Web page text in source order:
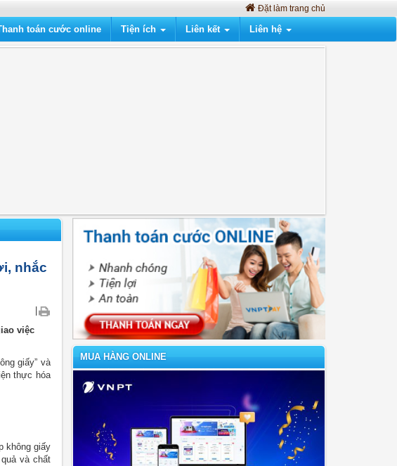
Đặt làm trang chủ
toán cước online Tiện ích Liên kết Liên hệ
nhắc
việc
giấy” và
thực hóa
không giấy
và chất
MUA HÀNG ONLINE